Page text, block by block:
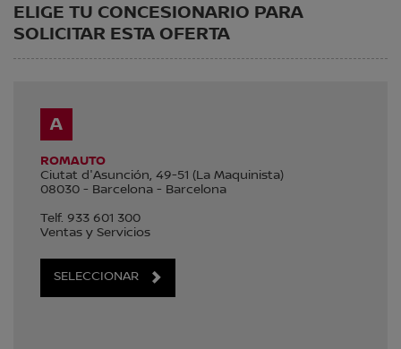
ELIGE TU CONCESIONARIO PARA
SOLICITAR ESTA OFERTA
A
ROMAUTO
Ciutat d'Asunción, 49-51 (La Maquinista)
08030 - Barcelona - Barcelona
Telf. 933 601 300
Ventas y Servicios
SELECCIONAR